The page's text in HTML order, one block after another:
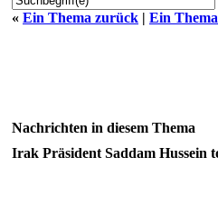
« Ein Thema zurück | Ein
Nachrichten in diesem Thema
Irak Präsident Saddam Hussein